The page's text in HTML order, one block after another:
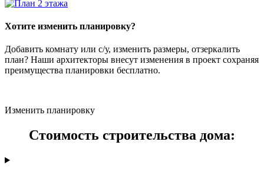
Хотите изменить планировку?
Добавить комнату или с/у, изменить размеры, отзеркалить
план? Наши архитекторы внесут изменения в проект сохраняя
преимущества планировки бесплатно.
Изменить планировку
Стоимость строительства дома: